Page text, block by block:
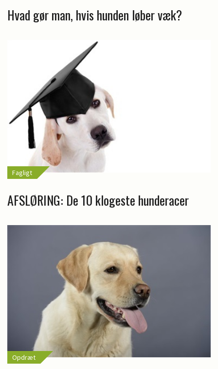
Hvad gør man, hvis hunden løber væk?
Fagligt
AFSLØRING: De 10 klogeste hunderacer
Opdræt